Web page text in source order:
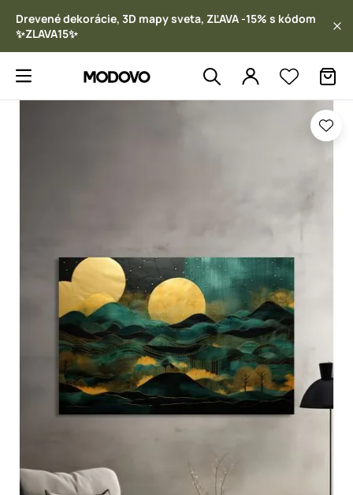
Drevené dekorácie, 3D mapy sveta, ZĽAVA -15% s kódom
✨ZLAVA15✨